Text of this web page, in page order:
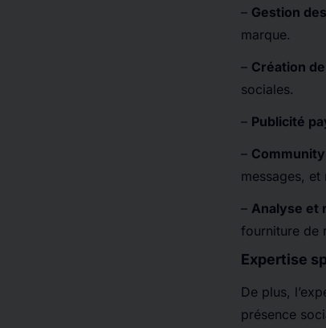
– Gestion
marque.
– Création
sociales.
– Publicité
–
messages,
– Analyse et
fourniture de
Expertise
De plus,
présence